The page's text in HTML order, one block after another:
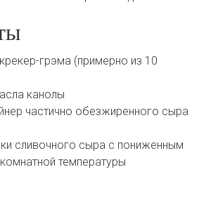
грэма (примерно из 10
канолы
частично обезжиренного сыра
сливочного сыра с пониженным
температуры